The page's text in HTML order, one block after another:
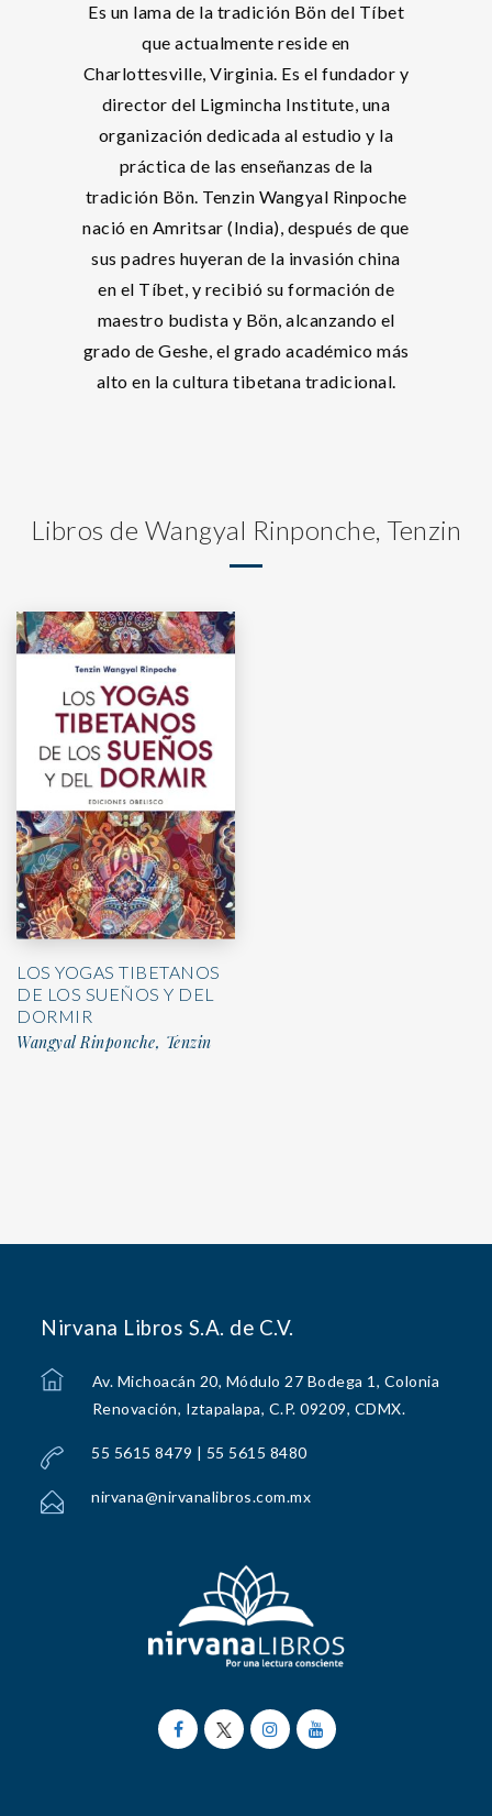
Es un lama de la tradición Bön del Tíbet
que actualmente reside en
Charlottesville, Virginia. Es el fundador y
director del Ligmincha Institute, una
organización dedicada al estudio y la
práctica de las enseñanzas de la
tradición Bön. Tenzin Wangyal Rinpoche
nació en Amritsar (India), después de que
sus padres huyeran de la invasión china
en el Tíbet, y recibió su formación de
maestro budista y Bön, alcanzando el
grado de Geshe, el grado académico más
alto en la cultura tibetana tradicional.
Libros de Wangyal Rinponche, Tenzin
LOS YOGAS TIBETANOS
DE LOS SUEÑOS Y DEL
DORMIR
Wangyal Rinponche, Tenzin
Nirvana Libros S.A. de C.V.
Av. Michoacán 20, Módulo 27 Bodega 1, Colonia
Renovación, Iztapalapa, C.P. 09209, CDMX.
55 5615 8479 | 55 5615 8480
nirvana@nirvanalibros.com.mx